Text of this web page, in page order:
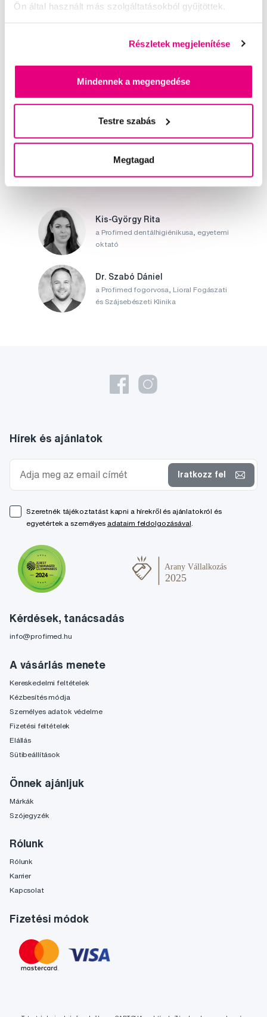
Ön által használt más szolgáltatásokból gyűjtöttek.
Részletek megjelenítése
Mindennek a megengedése
Testre szabás
Megtagad
Készleten 3 db
Segítünk
Írjon szakértőinknek
Kis-György Rita
a Profimed dentálhigiénikusa, egyetemi
oktató
Dr. Szabó Dániel
a Profimed fogorvosa, Lioral Fogászati
és Szájsebészeti Klinika
Kérdések, tanácsadás
info@profimed.hu
A vásárlás menete
Kereskedelmi feltételek
Kézbesítés módja
Személyes adatok védelme
Fizetési feltételek
Elállás
Sütibeállítások
Önnek ajánljuk
Márkák
Szójegyzék
Rólunk
Rólunk
Karrier
Kapcsolat
Fizetési módok
Hírek és ajánlatok
Iratkozz fel
Szeretnék tájékoztatást kapni a hírekről és ajánlatokról és
egyetértek a személyes adataim feldolgozásával